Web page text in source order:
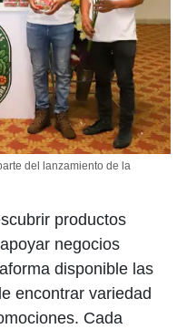
del lanzamiento de la
productos
negocios
disponible las
encontrar variedad
Cada